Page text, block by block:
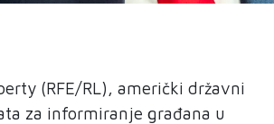
(RFE/RL), američki državni
za informiranje građana u